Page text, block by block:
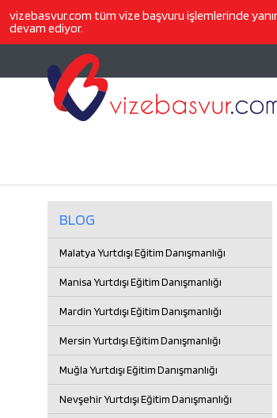
vizebasvur.com tüm vize başvuru işlemlerinde
devam ediyor.
BLOG
Malatya Yurtdışı Eğitim Danışmanlığı
Manisa Yurtdışı Eğitim Danışmanlığı
Mardin Yurtdışı Eğitim Danışmanlığı
Mersin Yurtdışı Eğitim Danışmanlığı
Muğla Yurtdışı Eğitim Danışmanlığı
Nevşehir Yurtdışı Eğitim Danışmanlığı